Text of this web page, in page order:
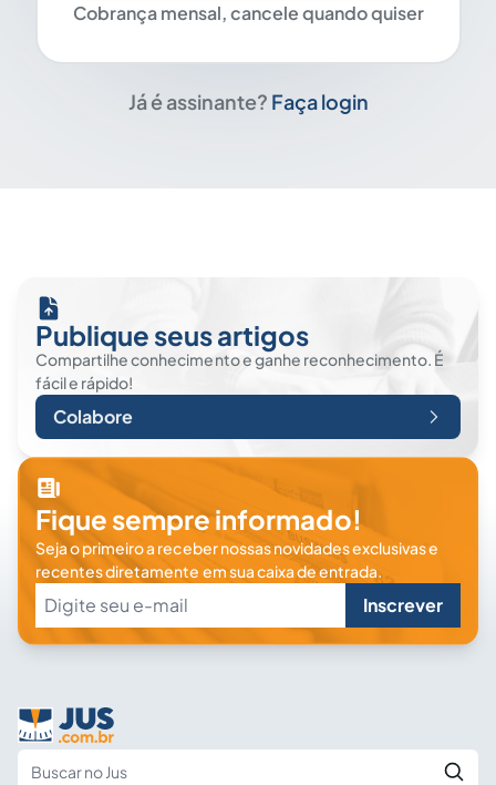
Cobrança mensal, cancele quando quiser
Já é assinante? Faça login
Publique seus artigos
Compartilhe conhecimento e ganhe reconhecimento. É
fácil e rápido!
Colabore
Fique sempre informado!
Seja o primeiro a receber nossas novidades exclusivas e
recentes diretamente em sua caixa de entrada.
Inscrever